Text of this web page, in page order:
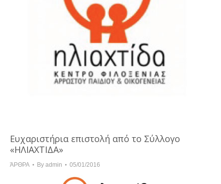
Ευχαριστήρια επιστολή από το Σύλλογο
«ΗΛΙΑΧΤΙΔΑ»
ΆΡΘΡΑ By admin 05/01/2016